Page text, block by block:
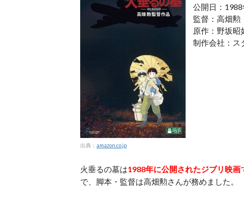
出典： amazon.co.jp
公開日：
監督：高畑勲
原作：野坂昭
制作会社：ス
火垂るの墓は1988年に公開されたジブリ映画
で、脚本・監督は高畑勲さんが務めました。